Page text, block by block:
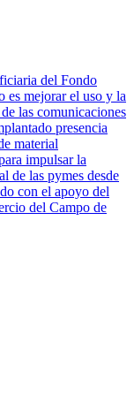
del Fondo
es mejorar el uso y la
las comunicaciones
presencia
material
impulsar la
de las pymes desde
con el apoyo del
del Campo de